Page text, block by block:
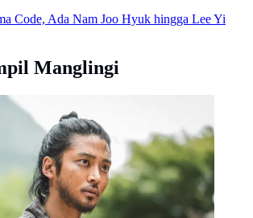
Code, Ada Nam Joo Hyuk hingga Lee Yi
Manglingi